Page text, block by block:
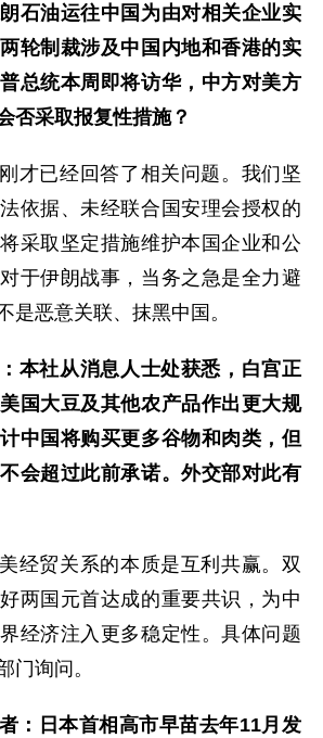
石油运往中国为由对相关企业实
轮制裁涉及中国内地和香港的实
总统本周即将访华，中方对美方
否采取报复性措施？
才已经回答了相关问题。我们坚
依据、未经联合国安理会授权的
采取坚定措施维护本国企业和公
于伊朗战事，当务之急是全力避
是恶意关联、抹黑中国。
本社从消息人士处获悉，白宫正
国大豆及其他农产品作出更大规
中国将购买更多谷物和肉类，但
会超过此前承诺。外交部对此有
经贸关系的本质是互利共赢。双
两国元首达成的重要共识，为中
经济注入更多稳定性。具体问题
门询问。
：日本首相高市早苗去年11月发